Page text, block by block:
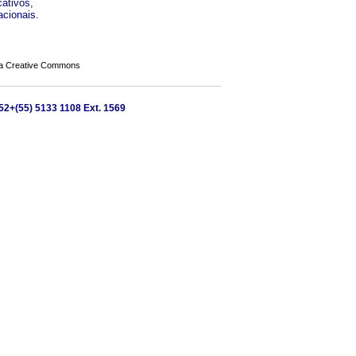
Creative Commons
5133 1108 Ext. 1569